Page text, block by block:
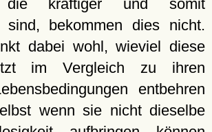
die kräftiger und somit
sind, bekommen dies nicht.
dabei wohl, wieviel diese
im Vergleich zu ihren
entbehren
wenn sie nicht dieselbe